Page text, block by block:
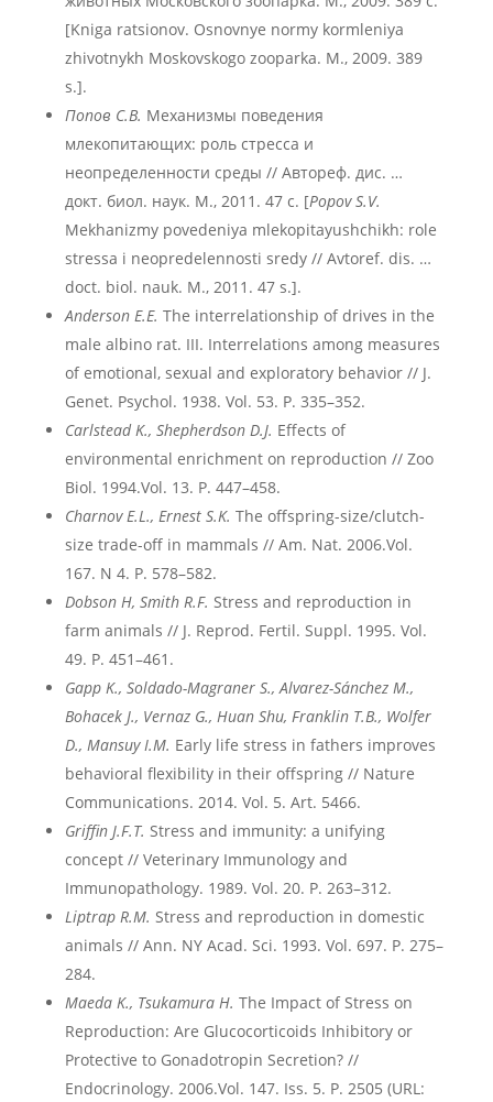
[Kniga ratsionov. Osnovnye normy kormleniya
zhivotnykh Moskovskogo zooparka. M., 2009. 389
s.].
Попов С.В. Механизмы поведения
млекопитающих: роль стресса и
неопределенности среды // Автореф. дис. …
докт. биол. наук. М., 2011. 47 с. [Popov S.V.
Mekhanizmy povedeniya mlekopitayushchikh: role
stressa i neopredelennosti sredy // Avtoref. dis. …
doct. biol. nauk. M., 2011. 47 s.].
Anderson E.E. The interrelationship of drives in the
male albino rat. III. Interrelations among measures
of emotional, sexual and exploratory behavior // J.
Genet. Psychol. 1938. Vol. 53. P. 335–352.
Carlstead K., Shepherdson D.J. Effects of
environmental enrichment on reproduction // Zoo
Biol. 1994.Vol. 13. P. 447–458.
Charnov E.L., Ernest S.K. The offspring-size/clutch-
size trade-off in mammals // Am. Nat. 2006.Vol.
167. N 4. P. 578–582.
Dobson H, Smith R.F. Stress and reproduction in
farm animals // J. Reprod. Fertil. Suppl. 1995. Vol.
49. P. 451–461.
GappK., Soldado-MagranerS., Alvarez-SánchezM.,
BohacekJ., VernazG., HuanShu, FranklinT.B., Wolfer
D., MansuyI.M. Early life stress in fathers improves
behavioral flexibility in their offspring // Nature
Communications. 2014. Vol. 5. Art. 5466.
Griffin J.F.T. Stress and immunity: a unifying
concept // Veterinary Immunology and
Immunopathology. 1989. Vol. 20. P. 263–312.
Liptrap R.M. Stress and reproduction in domestic
animals // Ann. NY Acad. Sci. 1993. Vol. 697. P. 275–
284.
Maeda K., Tsukamura H. The Impact of Stress on
Reproduction: Are Glucocorticoids Inhibitory or
Protective to Gonadotropin Secretion? //
Endocrinology. 2006.Vol. 147. Iss. 5. P. 2505 (URL: